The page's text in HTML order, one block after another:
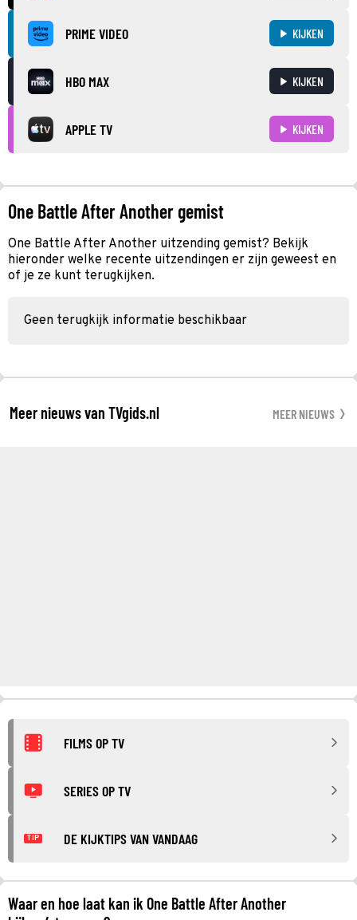
PRIME VIDEO KIJKEN
HBO MAX KIJKEN
APPLE TV KIJKEN
One Battle After Another gemist
One Battle After Another uitzending gemist? Bekijk
hieronder welke recente uitzendingen er zijn geweest en
of je ze kunt terugkijken.
Geen terugkijk informatie beschikbaar
Meer nieuws van TVgids.nl MEER NIEUWS
FILMS OP TV
SERIES OP TV
TIP DE KIJKTIPS VAN VANDAAG
Waar en hoe laat kan ik One Battle After Another